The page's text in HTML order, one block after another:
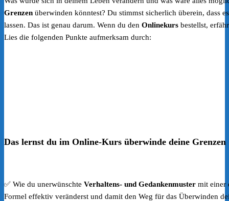
Grenzen überwinden könntest? Du stimmst sicherlich überein, dass
lassen. Das ist genau darum. Wenn du den Onlinekurs bestellst,
Lies die folgenden Punkte aufmerksam durch:
Das lernst du im Online-Kurs überwinde deine Grenzen
✅ Wie du unerwünschte Verhaltens- und Gedankenmuster mit einer
Formel effektiv veränderst und damit den Weg für das Überwinden